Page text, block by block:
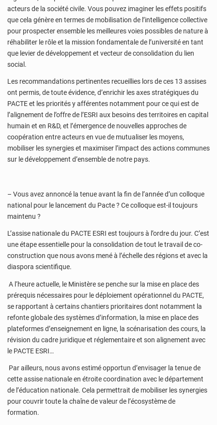
acteurs de la société civile. Vous pouvez imaginer les effets positifs
que cela génère en termes de mobilisation de l’intelligence collective
pour prospecter ensemble les meilleures voies possibles de nature à
réhabiliter le rôle et la mission fondamentale de l’université en tant
que levier de développement et vecteur de consolidation du lien
social.
Les recommandations pertinentes recueillies lors de ces 13 assises
ont permis, de toute évidence, d’enrichir les axes stratégiques du
PACTE et les priorités y afférentes notamment pour ce qui est de
l’alignement de l’offre de l’ESRI aux besoins des territoires en capital
humain et en R&D, et l’émergence de nouvelles approches de
coopération entre acteurs en vue de mutualiser les moyens,
mobiliser les synergies et maximiser l’impact des actions communes
sur le développement d’ensemble de notre pays.
– Vous avez annoncé la tenue avant la fin de l’année d’un colloque
national pour le lancement du Pacte ? Ce colloque est-il toujours
maintenu ?
L’assise nationale du PACTE ESRI est toujours à l’ordre du jour. C’est
une étape essentielle pour la consolidation de tout le travail de co-
construction que nous avons mené à l’échelle des régions et avec la
diaspora scientifique.
A l‘heure actuelle, le Ministère se penche sur la mise en place des
prérequis nécessaires pour le déploiement opérationnel du PACTE,
se rapportant à certains chantiers prioritaires dont notamment la
refonte globale des systèmes d’information, la mise en place des
plateformes d’enseignement en ligne, la scénarisation des cours, la
révision du cadre juridique et réglementaire et son alignement avec
le PACTE ESRI…
Par ailleurs, nous avons estimé opportun d’envisager la tenue de
cette assise nationale en étroite coordination avec le département
de l’éducation nationale. Cela permettrait de mobiliser les synergies
pour couvrir toute la chaîne de valeur de l’écosystème de
formation.